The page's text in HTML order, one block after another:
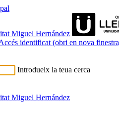
identificat (obri en nova
Introdueix la teua cerca